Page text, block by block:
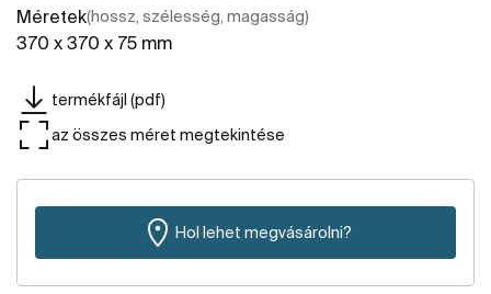
Méretek(hossz, szélesség, magasság)
370 x 370 x 75 mm
termékfájl (pdf)
az összes méret megtekintése
Hol lehet megvásárolni?